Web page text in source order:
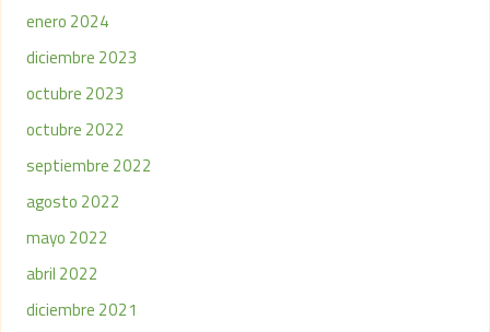
enero 2024
diciembre 2023
octubre 2023
octubre 2022
septiembre 2022
agosto 2022
mayo 2022
abril 2022
diciembre 2021